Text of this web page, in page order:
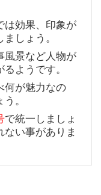
は効果、印象が
しょう。
風景など人物が
ようです。
何が魅力なの
。
で統一しましょ
ない事がありま